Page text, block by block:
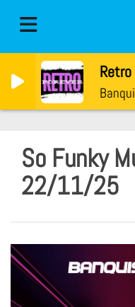
Retro
So Funky
22/11/25